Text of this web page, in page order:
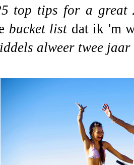
top tips for a great
bucket list dat ik 'm
alweer twee jaar